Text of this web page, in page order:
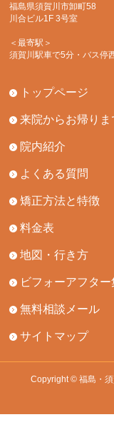
福島県須賀川市卸町58
川合ビル1F 3号室
＜最寄駅＞
須賀川駅車で5分・バス停
トップページ
来院からお帰りま
院内紹介
よくある質問
矯正方法と特徴
料金表
地図・行き方
ビフォーアフター
無料相談メール
サイトマップ
Copyright © 福島・